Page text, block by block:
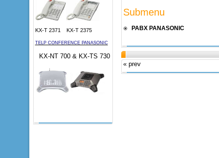
KX-T 2371 KX-T 2375
TELP CONFERENCE PANASONIC
KX-NT 700 & KX-TS 730
Submenu
PABX PANASONIC
« prev